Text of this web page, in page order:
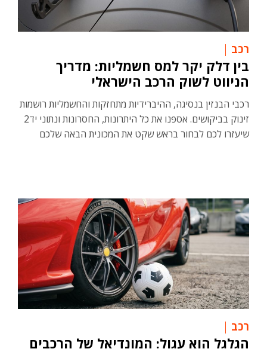
רכב
בין דלק יקר למס חשמליות: מדריך
הניווט לשוק הרכב הישראלי
רכבי הבנזין בנסיגה, ההיברידיות מתחזקות והחשמליות רושמות
זינוק בביקושים. אספנו את כל היתרונות, החסרונות ונתוני יד2
שיעזרו לכם לבחור בראש שקט את המכונית הבאה שלכם
רכב
הגלגל הוא עגול: המונדיאל של הרכבים